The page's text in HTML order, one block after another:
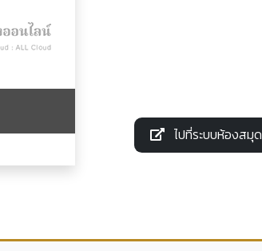
ไปที่ระบบห้องสมุด